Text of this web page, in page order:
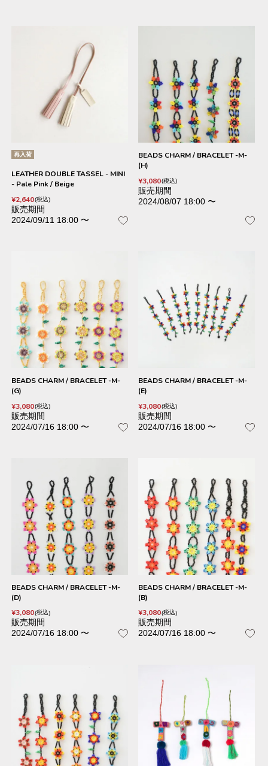
再入荷
LEATHER DOUBLE TASSEL - MINI
- Pale Pink / Beige
¥2,640 税込
販売期間
2024/09/11 18:00 〜
BEADS CHARM / BRACELET -M-
(H)
¥3,080 税込
販売期間
2024/08/07 18:00 〜
BEADS CHARM / BRACELET -M-
(G)
¥3,080 税込
販売期間
2024/07/16 18:00 〜
BEADS CHARM / BRACELET -M-
(E)
¥3,080 税込
販売期間
2024/07/16 18:00 〜
BEADS CHARM / BRACELET -M-
(D)
¥3,080 税込
販売期間
2024/07/16 18:00 〜
BEADS CHARM / BRACELET -M-
(B)
¥3,080 税込
販売期間
2024/07/16 18:00 〜